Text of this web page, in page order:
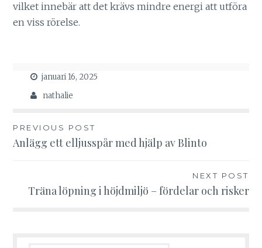
vilket innebär att det krävs mindre energi att utföra
en viss rörelse.
januari 16, 2025
nathalie
Inläggsnavigering
PREVIOUS POST
Anlägg ett elljusspår med hjälp av Blinto
NEXT POST
Träna löpning i höjdmiljö – fördelar och risker